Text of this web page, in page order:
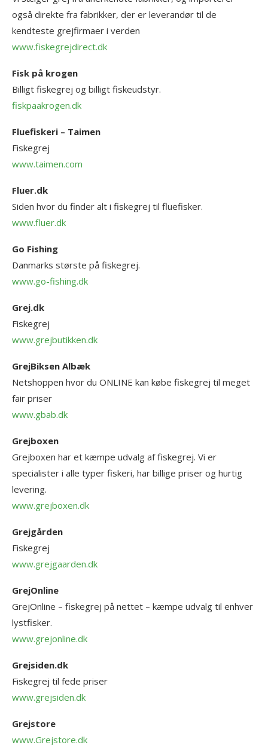
også direkte fra fabrikker, der er leverandør til de
kendteste grejfirmaer i verden
www.fiskegrejdirect.dk
Fisk på krogen
Billigt fiskegrej og billigt fiskeudstyr.
fiskpaakrogen.dk
Fluefiskeri – Taimen
Fiskegrej
www.taimen.com
Fluer.dk
Siden hvor du finder alt i fiskegrej til fluefisker.
www.fluer.dk
Go Fishing
Danmarks største på fiskegrej.
www.go-fishing.dk
Grej.dk
Fiskegrej
www.grejbutikken.dk
GrejBiksen Albæk
Netshoppen hvor du ONLINE kan købe fiskegrej til meget
fair priser
www.gbab.dk
Grejboxen
Grejboxen har et kæmpe udvalg af fiskegrej. Vi er
specialister i alle typer fiskeri, har billige priser og hurtig
levering.
www.grejboxen.dk
Grejgården
Fiskegrej
www.grejgaarden.dk
GrejOnline
GrejOnline – fiskegrej på nettet – kæmpe udvalg til enhver
lystfisker.
www.grejonline.dk
Grejsiden.dk
Fiskegrej til fede priser
www.grejsiden.dk
Grejstore
www.Grejstore.dk